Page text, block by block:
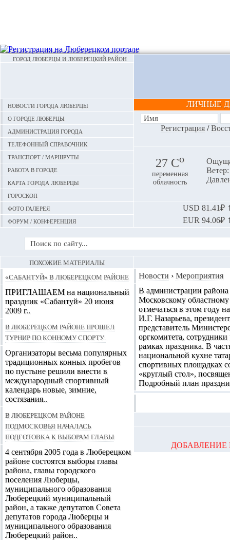
ГОРОД ЛЮБЕРЦЫ И ЛЮБЕРЕЦКИЙ РАЙОН
Новости города Люберцы
О городе Люберцы
Администрация города
Телефонный справочник
Транспорт / маршруты
Работа в городе
Карта города Люберцы
Гороскоп
Фото галерея
Форум / конференция
ЛИЧНЫЕ
Регистрация/
27 Сo
переменная
облачность
USD 81.41₽
EUR 94.06₽
Новости › Мероприятия
В администрации
Московскому
отмечаться в этом году
И.Г. Назарьева,
представитель
оргкомитета,
рамках праздника. В
национальной кухне
спортивных площадках
«круглый стол»,
Подробный план
ДОБАВЛЕНИЕ
ПОХОЖИЕ МАТЕРИАЛЫ
«Сабантуй» в Люберецком районе
ПРИГЛАШАЕМ на национальный
праздник «Сабантуй» 20 июня
2009 г..
В Люберецком районе прошел
турнир по конному спорту.
Организаторы весьма популярных
традиционных конных пробегов
по пустыне решили внести в
международный спортивный
календарь новые, зимние,
состязания..
В Люберецком районе
Подмосковья началась
подготовка к выборам главы
4 сентября 2005 года в Люберецком
районе состоятся выборы главы
района, главы городского
поселения Люберцы,
муниципального образования
Люберецкий муниципальный
район, а также депутатов Совета
депутатов города Люберцы и
муниципального образования
Люберецкий район..